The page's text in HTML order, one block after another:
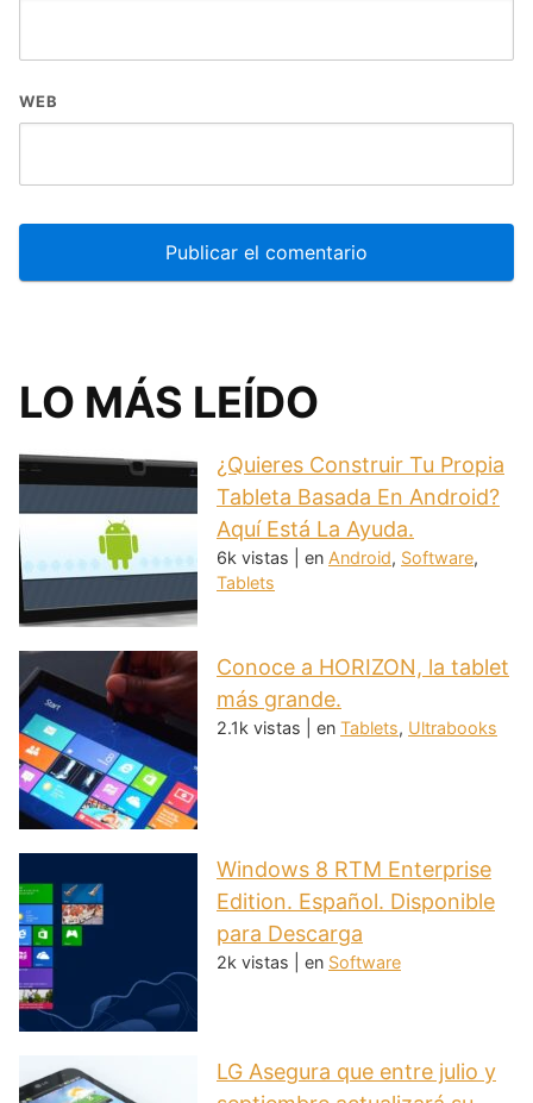
WEB
LO MÁS LEÍDO
¿Quieres Construir Tu Propia
Tableta Basada En Android?
Aquí Está La Ayuda.
6k vistas en Android, Software,
Tablets
Conoce a HORIZON, la tablet
más grande.
2.1k vistas en Tablets, Ultrabooks
Windows 8 RTM Enterprise
Edition. Español. Disponible
para Descarga
2k vistas en Software
LG Asegura que entre julio y